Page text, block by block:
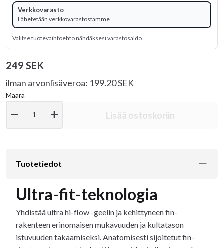
Verkkovarasto
Lähetetään verkkovarastostamme
Valitse tuotevaihtoehto nähdäksesi varastosaldo.
249 SEK
ilman arvonlisäveroa: 199.20 SEK
Määrä
remove add Lisää ostoskoriin
Tuotetiedot
Ultra-fit-teknologia
Yhdistää ultra hi-flow -geelin ja kehittyneen fin-
rakenteen erinomaisen mukavuuden ja kultatason
istuvuuden takaamiseksi. Anatomisesti sijoitetut fin-